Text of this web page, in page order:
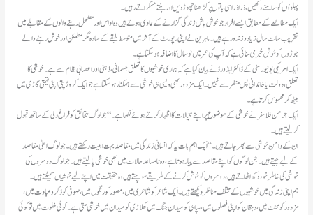
پہلوؤں کو سامنے رکھیں، ذراذراسی باتوں پر کڑھنا چھوڑ دیں اور بنتے مسکراتے رہیں۔
ایک مطالعے کے مطابق ایسے افراد جو خوش باش زندگی گزارنے کے عادی ہوتے ہیں وہ اداس اور مضمحل رہنے والوں کے مقابلے میں
تقریب سات سال زیاد و زندور ہے ہیں۔ ماہرین نے اپنی رپورٹ کے آخر میں متوسط طبقے کے سادہ مگر مطمئن اور خوش رہنےوالے
جوڑوں کو خوش خبری سنائی ہے کہ آپ کی عمر میں نو سال کا اضافہ ہو سکتا ہے۔
ایک امریکی یونیورسٹی کے ڈاکٹر ایڈورڈ نے بیان کیا ہے کہ ہماری خوشیوں کا تعلق جسمانی، ذہنی اور اعصابی نظام سے ہے۔ خوشی کا
تعلق، دولت یا خاندانی پس منظر سے نہیں۔ ایک مزدور بھی ویسی ہی خوشی سے ہمکنار ہو سکتا ہے جو ایک کروڑ پتی اپنی قیمتی گاڑی میں
بیٹھ کر محسوس کرتا ہے۔
ایک جرمن فلاسفر نے خوشی کے موضوع پر اپنے مخیالات کا اظہار کرتے ہوئے لکھا ہے۔ “جولوگ حقائق کو فراغ دلی کے ساتھ قبول
کر لیتے ہیں۔
ان کے دامن خوشی سے بھر جاتے ہیں۔“ایک اہم بات یہ کہ انسانی زندگی میں مقاصد بہت اہمیت رکھتے ہیں۔ جو لوگ اعلیٰ مقاصد
کے لیے جیتے ہیں۔ جن لوگوں کو اپنے مقاصد سے پیار ہوتا ہے، وہ نامساعد حالات میں بھی خوشی پالیتے ہیں۔ جو لوگ دوسروں کی
خوشی کی خاطر خود دکھ اٹھاتے ہیں، دوسروں کو خوش کرنے کے طریقے سوچتے ہیں وہ حقیقت میں اپنے لیے خوشیاں سمیٹتے ہیں۔
ہم اپنی زندگی میں خوشیوں کے مختلف مناظر دیکھتے ہیں۔ ایک شاعر کو شاعری میں، مصور کو رنگوں میں، صوفی کو ذکر و عبادت میں،
مزدور کو محنت میں، دہقان کو اپنی فصلوں میں، سپاہی کو میدان جنگ میں کھلاڑی کو میدان میں خوشی ملتی ہے۔ کوئی خلوت میں تو کوئی